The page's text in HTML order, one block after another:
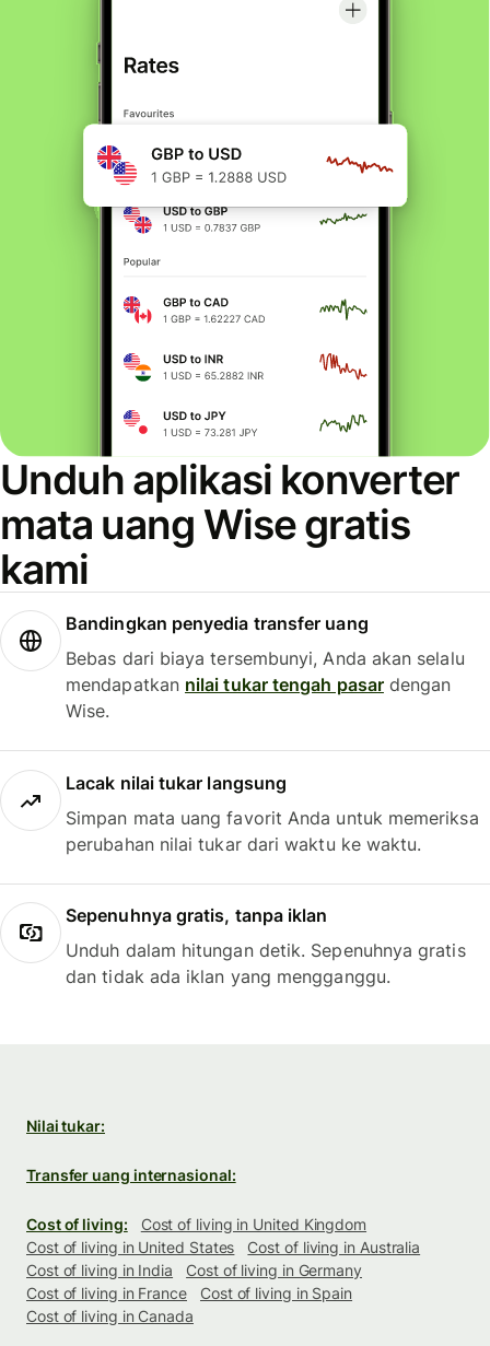
Unduh aplikasi konverter
mata uang Wise gratis
kami
Bandingkan penyedia transfer uang
Bebas dari biaya tersembunyi, Anda akan selalu
mendapatkan nilai tukar tengah pasardengan
Wise.
Lacak nilai tukar langsung
Simpan mata uang favorit Anda untuk memeriksa
perubahan nilai tukar dari waktu ke waktu.
Sepenuhnya gratis, tanpa iklan
Unduh dalam hitungan detik. Sepenuhnya gratis
dan tidak ada iklan yang mengganggu.
Nilai tukar:
Transfer uang internasional:
Cost of living:
Cost of living in United Kingdom
Cost of living in United States
Cost of living in Australia
Cost of living in India
Cost of living in Germany
Cost of living in France
Cost of living in Spain
Cost of living in Canada